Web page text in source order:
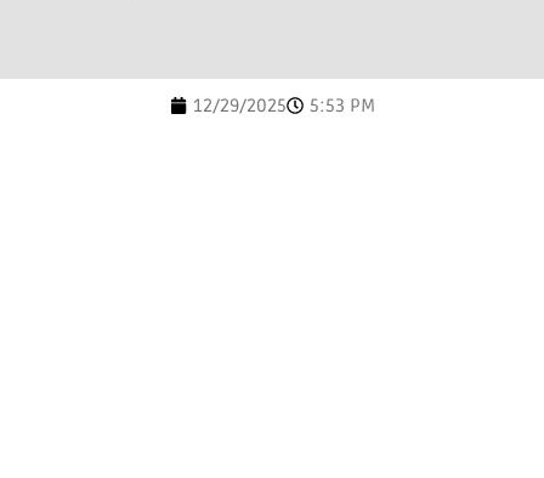
12/29/2025 5:53 PM